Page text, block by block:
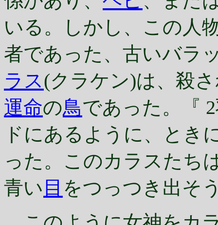
いる。しかし、この人
者であった、古いバラ
ラス(クラケン)は、殺
運命の鳥であった。『
ドにあるように、とき
った。このカラスたち
青い 目 をつっつき出そ